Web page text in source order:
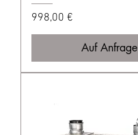
Preis
998,00 €
Auf Anfrage